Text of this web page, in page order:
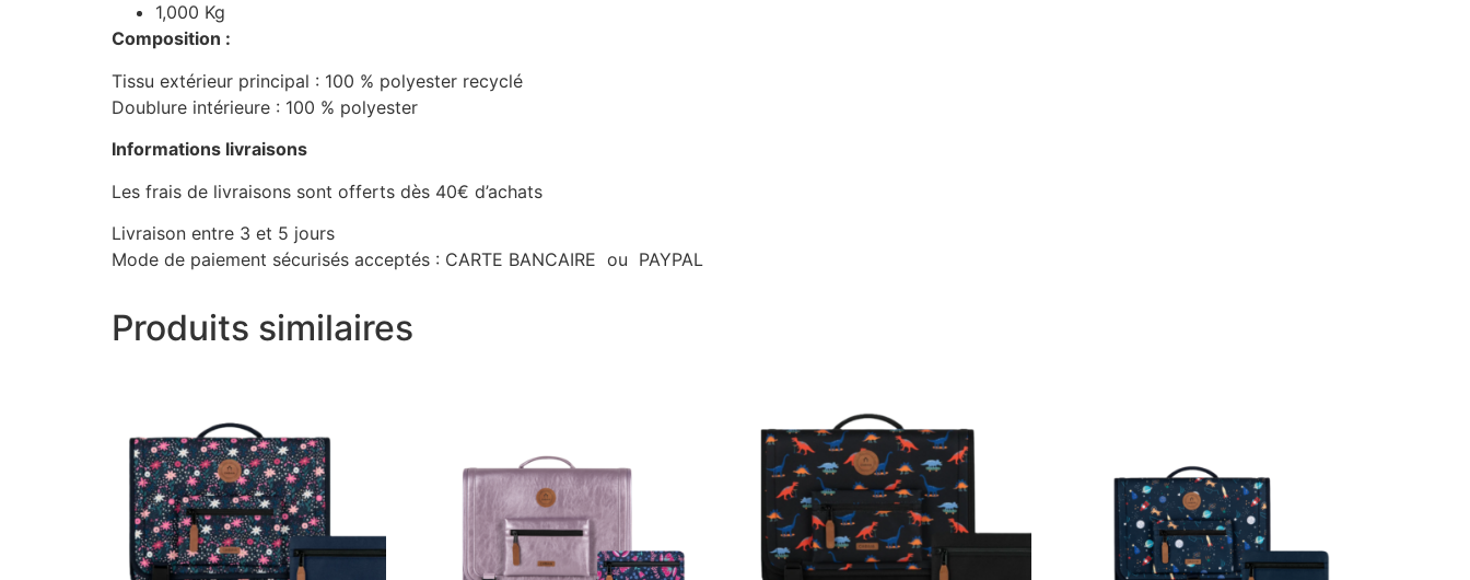
1,000 Kg
Composition :
Tissu extérieur principal : 100 % polyester recyclé
Doublure intérieure : 100 % polyester
Informations livraisons
Les frais de livraisons sont offerts dès 40€ d’achats
Livraison entre 3 et 5 jours
Mode de paiement sécurisés acceptés : CARTE BANCAIRE ou PAYPAL
Produits similaires